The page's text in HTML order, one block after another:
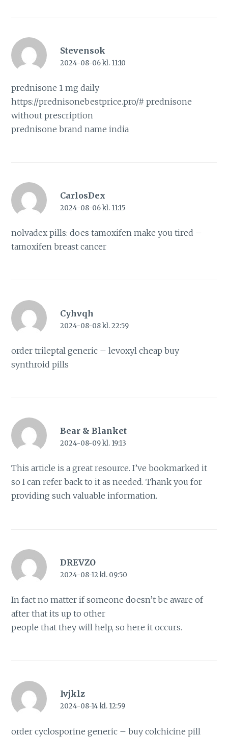
Stevensok
2024-08-06 kl. 11:10
prednisone 1 mg daily
https://prednisonebestprice.pro/# prednisone
without prescription
prednisone brand name india
CarlosDex
2024-08-06 kl. 11:15
nolvadex pills:does tamoxifen make you tired –
tamoxifen breast cancer
Cyhvqh
2024-08-08 kl. 22:59
order trileptal generic –levoxyl cheap buy
synthroid pills
Bear & Blanket
2024-08-09 kl. 19:13
This article is a great resource. I’ve bookmarked it
so I can refer back to it as needed. Thank you for
providing such valuable information.
DREVZO
2024-08-12 kl. 09:50
In fact no matter if someone doesn’t be aware of
after that its up to other
people that they will help, so here it occurs.
Ivjklz
2024-08-14 kl. 12:59
order cyclosporine generic –buy colchicine pill